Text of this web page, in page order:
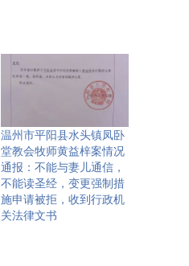
温州市平阳县水头镇凤卧
堂教会牧师黄益梓案情况
通报：不能与妻儿通信，
不能读圣经，变更强制措
施申请被拒，收到行政机
关法律文书